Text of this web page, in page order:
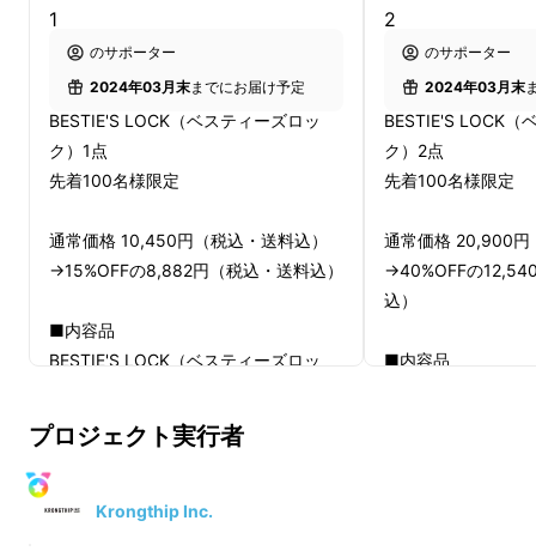
1
のサポーター
2024年03月末までにお届け予定
BESTIE'S LOCK（ベスティーズロッ
ク）1点
先着100名様限定
通常価格 10,450円（税込・送料込）
→15%OFFの8,882円（税込・送料込）
■内容品
BESTIE'S LOCK（ベスティーズロッ
※仕様・デザインについて、予告なく
変更になる場合がございます。あらか
じめご了承ください。
2
のサポーター
2024年03月末
BESTIE'S LOCK（
ク）2点
先着100名様限定
通常価格 20,900円
→40%OFFの
込）
■内容品
プロジェクト実行者
Krongthip Inc.